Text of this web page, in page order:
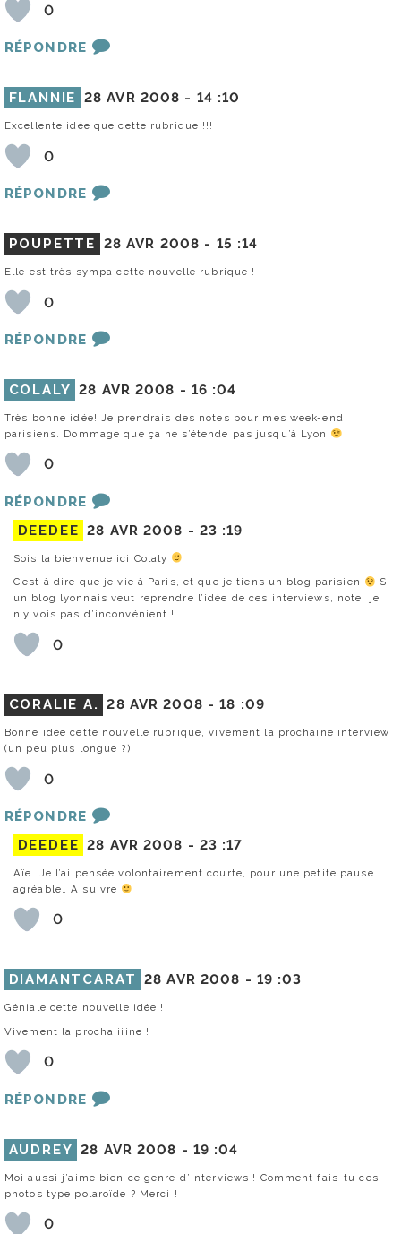
0
RÉPONDRE
FLANNIE 28 AVR 2008 - 14 :10
Excellente idée que cette rubrique !!!
0
RÉPONDRE
POUPETTE 28 AVR 2008 - 15 :14
Elle est très sympa cette nouvelle rubrique !
0
RÉPONDRE
COLALY 28 AVR 2008 - 16 :04
Très bonne idée! Je prendrais des notes pour mes week-end
parisiens. Dommage que ça ne s’étende pas jusqu’à Lyon
0
RÉPONDRE
DEEDEE 28 AVR 2008 - 23 :19
Sois la bienvenue ici Colaly
C’est à dire que je vie à Paris, et que je tiens un blog parisien
Si
un blog lyonnais veut reprendre l’idée de ces interviews, note, je
n’y vois pas d’inconvénient !
0
CORALIE A. 28 AVR 2008 -18 :09
Bonne idée cette nouvelle rubrique, vivement la prochaine interview
(un peu plus longue ?).
0
RÉPONDRE
DEEDEE 28 AVR 2008 - 23 :17
Aïe. Je l’ai pensée volontairement courte, pour une petite pause
agréable… A suivre
0
DIAMANTCARAT 28 AVR 2008 - 19 :03
Géniale cette nouvelle idée !
Vivement la prochaiiiine !
0
RÉPONDRE
AUDREY 28 AVR 2008 - 19 :04
Moi aussi j’aime bien ce genre d’interviews ! Comment fais-tu ces
photos type polaroïde ? Merci !
0